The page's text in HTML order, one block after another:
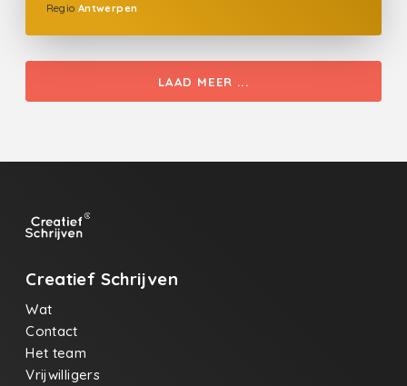
Regio Antwerpen
LAAD MEER ...
Creatief Schrijven
Wat
Contact
Het team
Vrijwilligers